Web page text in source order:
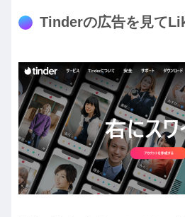
Tinderの広告を見て